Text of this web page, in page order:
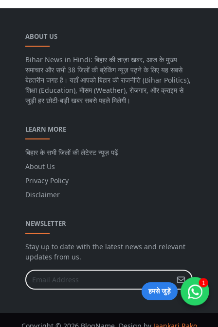
ABOUT US
Bihar News in Hindi: बिहार की ताज़ा खबर, आज के मुख्य
समाचार और सभी 38 जिलों की ब्रेकिंग न्यूज़ पढ़ने के लिए यह सबसे
बेहतरीन जगह है। यहाँ आपको बिहार की राजनीति (Bihar Politics),
शिक्षा (Education), मौसम (Weather), रोजगार, और क्राइम से
जुड़ी हर छोटी-बड़ी खबर सबसे पहले मिलेगी।
LEARN MORE
बिहार के सभी जिलों की लेटेस्ट न्यूज़ पढ़ें
About Us
Privacy Policy
Disclaimer
NEWSLETTER
Stay up to date with the latest news and relevant
updates from us.
हमसे जुड़ें
1